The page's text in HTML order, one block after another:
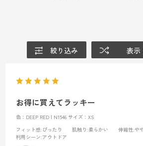
絞り込み 表示
お得に買えてラッキー
色：DEEP RED | N1546 サイズ：XS
フィット感:ぴったり 肌触り :柔らかい 伸縮性:や
利用シーン:アウトドア